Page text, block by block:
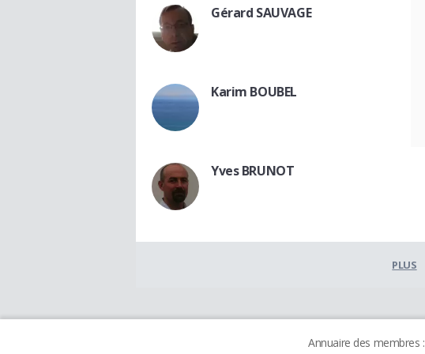
Gérard SAUVAGE
Karim BOUBEL
Yves BRUNOT
PLUS
Annuaire des membres :